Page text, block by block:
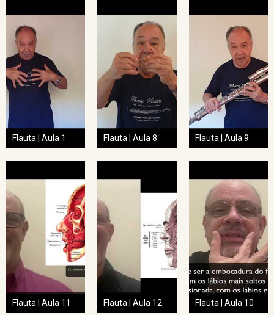
Flauta | Aula 1 Flauta | Aula 8 Flauta | Aula 9
Flauta | Aula 11 Flauta | Aula 12 Flauta | Aula 10